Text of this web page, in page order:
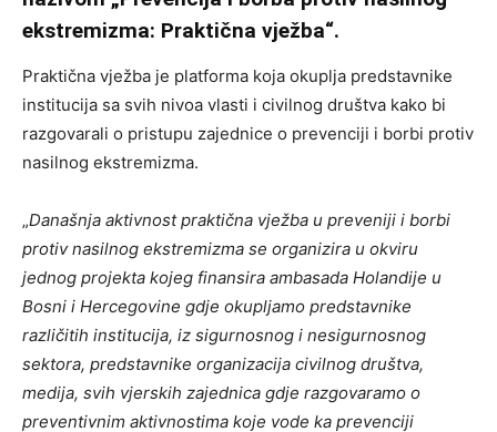
ekstremizma: Praktična vježba“.
Praktična vježba je platforma koja okuplja predstavnike
institucija sa svih nivoa vlasti i civilnog društva kako bi
razgovarali o pristupu zajednice o prevenciji i borbi protiv
nasilnog ekstremizma.
„Današnja aktivnost praktična vježba u preveniji i borbi
protiv nasilnog ekstremizma se organizira u okviru
jednog projekta kojeg finansira ambasada Holandije u
Bosni i Hercegovine gdje okupljamo predstavnike
različitih institucija, iz sigurnosnog i nesigurnosnog
sektora, predstavnike organizacija civilnog društva,
medija, svih vjerskih zajednica gdje razgovaramo o
preventivnim aktivnostima koje vode ka prevenciji